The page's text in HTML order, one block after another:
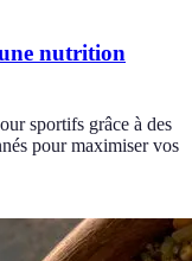
nutrition
sportifs grâce à des
pour maximiser vos